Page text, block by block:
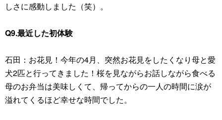
しさに感動しました（笑）。
Q9.最近した初体験
石田：お花見！今年の4月、突然お花見をしたくなり母と愛
犬2匹と行ってきました！桜を見ながらお話しながら食べる
母のお弁当は美味しくて、帰ってからの一人の時間に涙が
溢れてくるほど幸せな時間でした。